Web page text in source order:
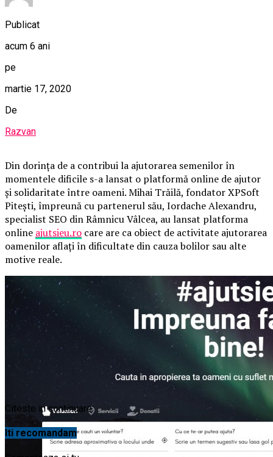
Publicat
acum 6 ani
pe
martie 17, 2020
De
Razvan
Din dorinţa de a contribui la ajutorarea semenilor în
momentele dificile s-a lansat o platformă online de ajutor
şi solidaritate între oameni. Mihai Trăilă, fondator XPSoft
Piteşti, împreună cu partenerul său, Iordache Alexandru,
specialist SEO din Râmnicu Vâlcea, au lansat platforma
online ajutsieu.ro care are ca obiect de activitate ajutorarea
oamenilor aflaţi în dificultate din cauza bolilor sau alte
motive reale.
Citeste in continuare
Iti recomandam